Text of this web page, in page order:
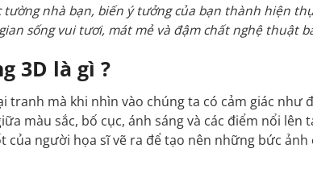
nhà bạn, biến ý tưởng của bạn thành hiện
sống vui tươi, mát mẻ và đậm chất nghệ thuật
3D là gì ?
tranh mà khi nhìn vào chúng ta có cảm giác
màu sắc, bố cục, ánh sáng và các điểm nổi
người họa sĩ vẽ ra để tạo nên những bức